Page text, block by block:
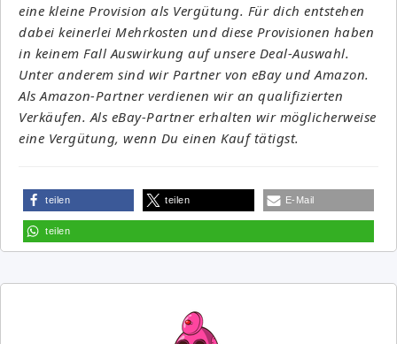
eine kleine Provision als Vergütung. Für dich entstehen
dabei keinerlei Mehrkosten und diese Provisionen haben
in keinem Fall Auswirkung auf unsere Deal-Auswahl.
Unter anderem sind wir Partner von eBay und Amazon.
Als Amazon-Partner verdienen wir an qualifizierten
Verkäufen. Als eBay-Partner erhalten wir möglicherweise
eine Vergütung, wenn Du einen Kauf tätigst.
teilen teilen E-Mail
teilen